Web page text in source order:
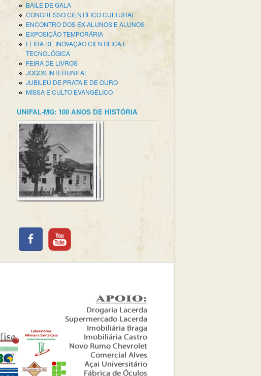
BAILE DE GALA
CONGRESSO CIENTÍFICO CULTURAL
ENCONTRO DOS EX-ALUNOS E ALUNOS
EXPOSIÇÃO TEMPORÁRIA
FEIRA DE INOVAÇÃO CIENTÍFICA E
TECNOLÓGICA
FEIRA DE LIVROS
JOGOS INTERUNIFAL
JUBILEU DE PRATA E DE OURO
MISSA E CULTO EVANGÉLICO
UNIFAL-MG: 100 ANOS DE HISTÓRIA